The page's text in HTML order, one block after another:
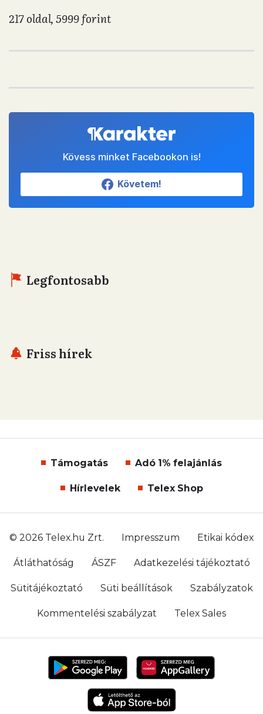
217 oldal, 5999 forint
Kövess minket Facebookon is!
Követem!
Legfontosabb
Friss hírek
Támogatás Adó 1% felajánlás
Hírlevelek Telex Shop
© 2026 Telex.hu Zrt. Impresszum Etikai kódex
Átláthatóság ÁSZF Adatkezelési tájékoztató
Sütitájékoztató Süti beállítások Szabályzatok
Kommentelési szabályzat Telex Sales